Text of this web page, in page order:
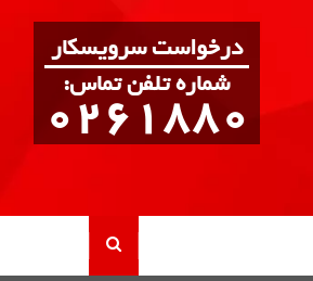
درخواست سرویسکار
:شماره تلفن تماس
0261880